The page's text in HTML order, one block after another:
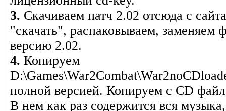
3. Скачиваем патч 2.02 отсюда с
"скачать", распаковываем, заменяем
версию 2.02.
4. Копируем
полной версией. Копируем с CD
В нем как раз содержится вся